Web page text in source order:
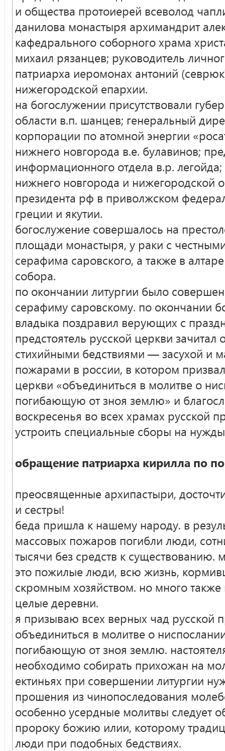
и общества протоиерей всеволод
данилова монастыря архимандрит
кафедрального соборного храма
михаил рязанцев; руководитель
патриарха иеромонах антоний
нижегородской епархии.
на богослужении присутствовали
области в.п. шанцев; генеральный
корпорации по атомной энергии
нижнего новгорода в.е. булавинов;
информационного отдела в.р. легойда;
нижнего новгорода и нижегородской
президента рф в приволжском
греции и якутии.
богослужение совершалось на
площади монастыря, у раки с
серафима саровского, а также в
собора.
по окончании литургии было
серафиму саровскому. по окончании
владыка поздравил верующих с
предстоятель русской церкви
стихийными бедствиями — засухой и
пожарами в россии, в котором
церкви «объединиться в молитве о
погибающую от зноя землю» и
воскресенья во всех храмах русской
устроить специальные сборы на
обращение патриарха кирилла по
преосвященные архипастыри,
и сестры!
беда пришла к нашему народу. в
массовых пожаров погибли люди,
тысячи без средств к существованию.
это пожилые люди, всю жизнь,
скромным хозяйством. но много
целые деревни.
я призываю всех верных чад русской
объединиться в молитве о
погибающую от зноя землю.
необходимо собирать прихожан на
ектиньях при совершении литургии
прошения из чинопоследования
особенно усердные молитвы следует
пророку божию илии, которому
люди при подобных бедствиях.